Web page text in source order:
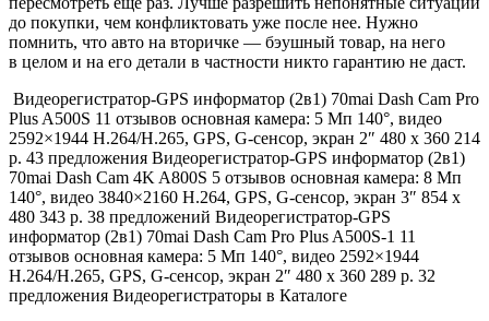
до покупки, чем конфликтовать уже после нее. Нужно
помнить, что авто на вторичке — бэушный товар, на него
в целом и на его детали в частности никто гарантию не даст.
Видеорегистратор-GPS информатор (2в1) 70mai Dash Cam Pro
Plus A500S 11 отзывов основная камера: 5 Мп 140°, видео
2592×1944 H.264/H.265, GPS, G-сенсор, экран 2″ 480 x 360 214
р. 43 предложения Видеорегистратор-GPS информатор (2в1)
70mai Dash Cam 4K A800S 5 отзывов основная камера: 8 Мп
140°, видео 3840×2160 H.264, GPS, G-сенсор, экран 3″ 854 x
480 343 р. 38 предложений Видеорегистратор-GPS
информатор (2в1) 70mai Dash Cam Pro Plus A500S-1 11
отзывов основная камера: 5 Мп 140°, видео 2592×1944
H.264/H.265, GPS, G-сенсор, экран 2″ 480 x 360 289 р. 32
предложения Видеорегистраторы в Каталоге